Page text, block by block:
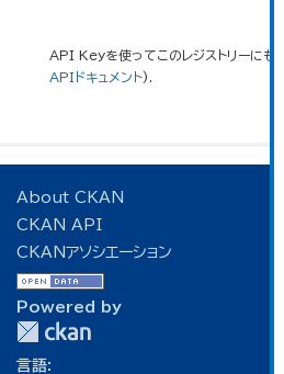
API Keyを使ってこのレジストリーにも
APIドキュメント).
About CKAN
CKAN API
CKANアソシエーション
Powered by
言語